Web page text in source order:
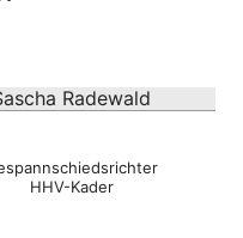
Radewald
HHV-Kader